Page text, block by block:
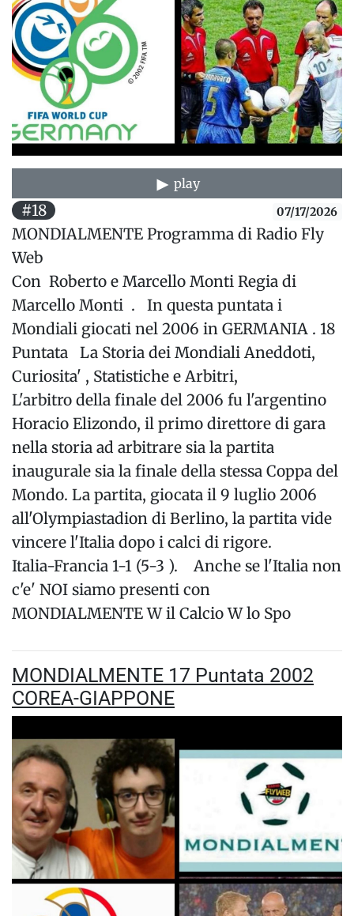
play
#18 07/17/2026
MONDIALMENTE Programma di Radio Fly
Web
Con Roberto e Marcello Monti Regia di
Marcello Monti . In questa puntata i
Mondiali giocati nel 2006 in GERMANIA . 18
Puntata La Storia dei Mondiali Aneddoti,
Curiosita' , Statistiche e Arbitri,
L'arbitro della finale del 2006 fu l'argentino
Horacio Elizondo, il primo direttore di gara
nella storia ad arbitrare sia la partita
inaugurale sia la finale della stessa Coppa del
Mondo. La partita, giocata il 9 luglio 2006
all'Olympiastadion di Berlino, la partita vide
vincere l'Italia dopo i calci di rigore.
Italia-Francia 1-1 (5-3 ). Anche se l'Italia non
c'e' NOI siamo presenti con
MONDIALMENTE W il Calcio W lo Spo
MONDIALMENTE 17 Puntata 2002
COREA-GIAPPONE